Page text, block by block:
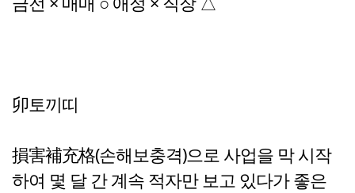
卯토끼띠
損害補充格(손해보충격)으로 사업을 막 시작
하여 몇 달 간 계속 적자만 보고 있다가 좋은